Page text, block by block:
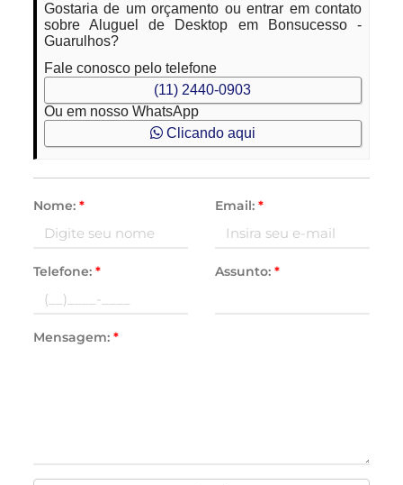
Gostaria de um orçamento ou entrar em contato
sobre Aluguel de Desktop em Bonsucesso -
Guarulhos?
Fale conosco pelo telefone
(11) 2440-0903
Ou em nosso WhatsApp
Clicando aqui
Nome: * Email: *
Telefone: * Assunto: *
Mensagem: *